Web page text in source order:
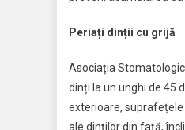
Periați dinții cu grijă
Asociația
dinți la un unghi de 45
exterioare,
ale dinților din față,